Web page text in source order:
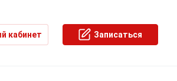
кабинет Записаться